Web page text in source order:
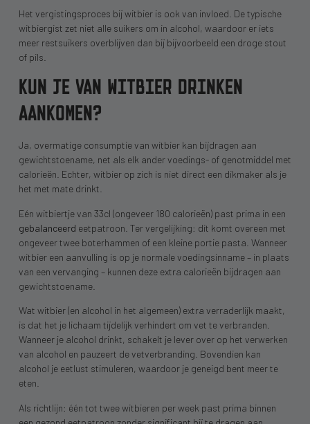
Het vergistingsproces bij witbier is ook van invloed. De typische
witbiergist zet niet alle suikers om in alcohol, waardoor er iets
meer restsuikers overblijven dan bij bijvoorbeeld een droge stout
of pils.
KUN JE VAN WITBIER DRINKEN
AANKOMEN?
Ja, overmatige consumptie van witbier kan bijdragen aan
gewichtstoename, net als elk ander voedings- of genotmiddel met
calorieën. Echter, witbier op zich is niet direct een dikmaker als je
het met mate drinkt.
Eén witbiertje van 33cl (ongeveer 180 calorieën) past prima in een
gebalanceerd eetpatroon. Ter vergelijking: dit komt overeen met
ongeveer twee boterhammen of een kleine portie pasta. Wanneer
witbier een aanvulling is op je normale voedingsinname – in plaats
van een vervanging – kunnen deze extra calorieën bijdragen aan
gewichtstoename.
Wat witbier (en alcohol in het algemeen) extra verraderlijk maakt,
is dat het je lichaam tijdelijk verhindert om vet te verbranden.
Wanneer je alcohol drinkt, schakelt je lever over op het verwerken
van alcohol en pauzeert de vetverbranding. Bovendien kan
alcohol je eetlust stimuleren, waardoor je geneigd bent meer te
eten.
Als richtlijn: één tot twee witbieren per week past prima binnen